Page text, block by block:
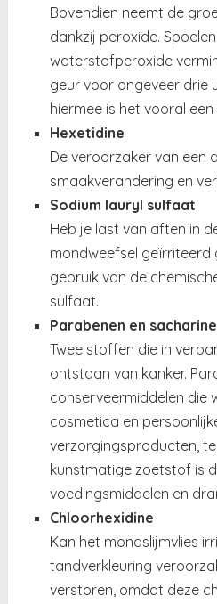
Bovendien neemt de
dankzij peroxide.
waterstofperoxide
geur voor ongeveer drie
hiermee is het vooral
Hexetidine
De veroorzaker van een
smaakverandering en
Sodium lauryl sulfaat
Heb je last van aften in
mondweefsel
gebruik van de
sulfaat.
Parabenen en sacharine
Twee stoffen die in
ontstaan van kanker.
conserveermiddelen die
cosmetica en
verzorgingsproducten,
kunstmatige zoetstof is
voedingsmiddelen en
Chloorhexidine
Kan het mondslijmvlies
tandverkleuring
verstoren, omdat deze